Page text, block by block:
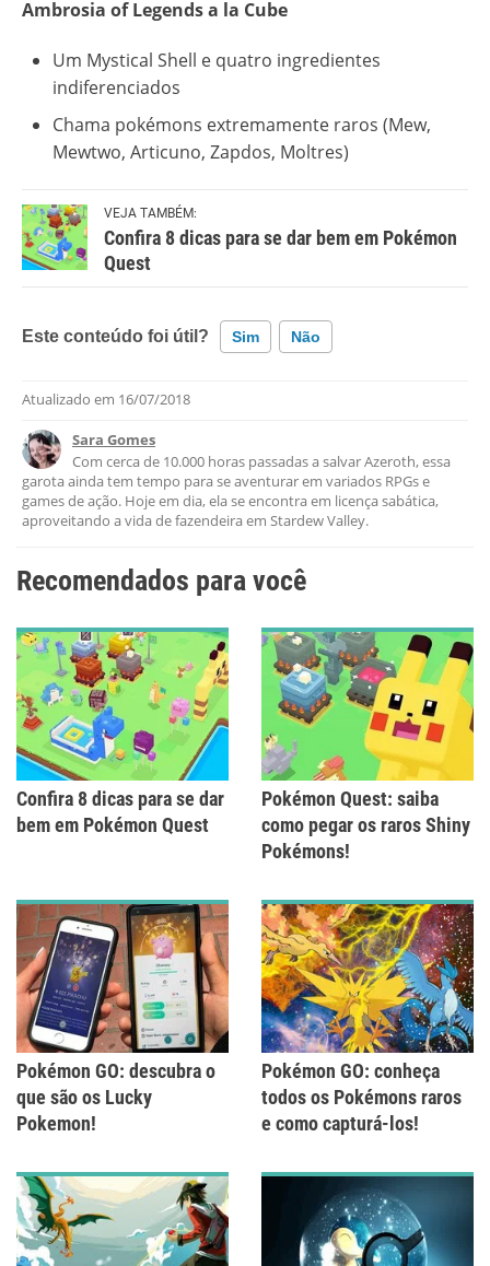
Ambrosia of Legends a la Cube
Um Mystical Shell e quatro ingredientes
indiferenciados
Chama pokémons extremamente raros (Mew,
Mewtwo, Articuno, Zapdos, Moltres)
VEJA TAMBÉM:
Confira 8 dicas para se dar bem em Pokémon
Quest
Este conteúdo foi útil? Sim Não
Este conteúdo contém informação incorreta
Este conteúdo não tem a informação que procuro
Outro
Atualizado em 16/07/2018
Sara Gomes
Com cerca de 10.000 horas passadas a salvar Azeroth, essa
garota ainda tem tempo para se aventurar em variados RPGs e
games de ação. Hoje em dia, ela se encontra em licença sabática,
aproveitando a vida de fazendeira em Stardew Valley.
Recomendados para você
Confira 8 dicas para se dar
bem em Pokémon Quest
Pokémon Quest: saiba
como pegar os raros Shiny
Pokémons!
Pokémon GO: descubra o
que são os Lucky
Pokemon!
Pokémon GO: conheça
todos os Pokémons raros
e como capturá-los!